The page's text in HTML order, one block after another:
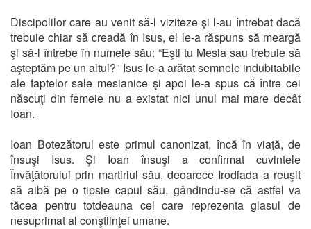
Discipolilor care au venit să-l viziteze şi l-au întrebat dacă
trebuie chiar să creadă în Isus, el le-a răspuns să meargă
şi să-l întrebe în numele său: “Eşti tu Mesia sau trebuie să
aşteptăm pe un altul?” Isus le-a arătat semnele indubitabile
ale faptelor sale mesianice şi apoi le-a spus că între cei
născuţi din femeie nu a existat nici unul mai mare decât
Ioan.
Ioan Botezătorul este primul canonizat, încă în viaţă, de
însuşi Isus. Şi Ioan însuşi a confirmat cuvintele
Învăţătorului prin martiriul său, deoarece Irodiada a reuşit
să aibă pe o tipsie capul său, gândindu-se că astfel va
tăcea pentru totdeauna cel care reprezenta glasul de
nesuprimat al conştiinţei umane.